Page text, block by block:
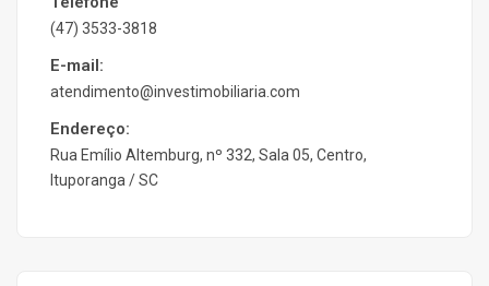
(47) 3533-3818
E-mail:
atendimento@investimobiliaria.com
Endereço:
Rua Emílio Altemburg, nº 332, Sala 05, Centro,
Ituporanga / SC